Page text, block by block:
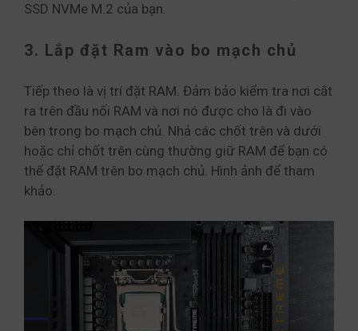
SSD NVMe M.2 của bạn.
3. Lắp đặt Ram vào bo mạch chủ
Tiếp theo là vị trí đặt RAM. Đảm bảo kiểm tra nơi cắt
ra trên đầu nối RAM và nơi nó được cho là đi vào
bên trong bo mạch chủ. Nhả các chốt trên và dưới
hoặc chỉ chốt trên cùng thường giữ RAM để bạn có
thể đặt RAM trên bo mạch chủ. Hình ảnh để tham
khảo.